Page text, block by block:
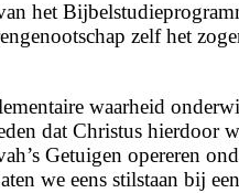
het
zelf het
waarheid
dat Christus hierdoor
Getuigen opereren
we eens stilstaan bij